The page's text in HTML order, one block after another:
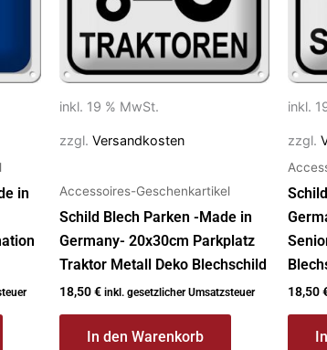
in
inkl. 19 % MwSt.
zzgl. Versandkosten
Accessoires-Geschenkartikel
Schild Blech Parken -Made in
Germany- 20x30cm Parkplatz
Traktor Metall Deko Blechschild
18,50€ inkl. gesetzlicher Umsatzsteuer
In den Warenkorb
inkl.
zzgl.
18,50